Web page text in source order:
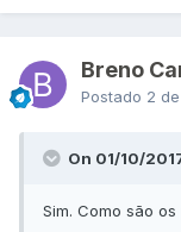
Breno
Postado 2
On 01/10/
Sim. Como são os